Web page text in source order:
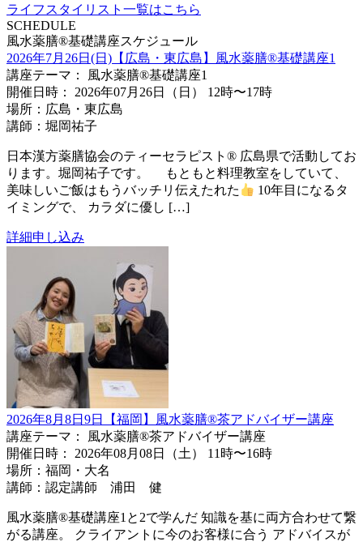
ライフスタイリスト一覧はこちら
SCHEDULE
風水薬膳®基礎講座スケジュール
2026年7月26日(日)【広島・東広島】風水薬膳®️基礎講座1
講座テーマ： 風水薬膳®️基礎講座1
開催日時： 2026年07月26日（日） 12時〜17時
場所：広島・東広島
講師：堀岡祐子
日本漢方薬膳協会のティーセラピスト® 広島県で活動してお
ります。堀岡祐子です。 もともと料理教室をしていて、
美味しいご飯はもうバッチリ伝えたれた
10年目になるタ
イミングで、 カラダに優し […]
詳細申し込み
2026年8月8日9日【福岡】風水薬膳®︎茶アドバイザー講座
講座テーマ： 風水薬膳®︎茶アドバイザー講座
開催日時： 2026年08月08日（土） 11時〜16時
場所：福岡・大名
講師：認定講師 浦田 健
風水薬膳®︎基礎講座1と2で学んだ 知識を基に両方合わせて繋
がる講座。 クライアントに今のお客様に合う アドバイスが